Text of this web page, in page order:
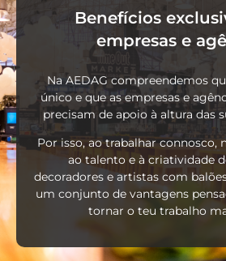
Benefícios
empresas e
Na AEDAG compreendemos
único e que as empresas e
precisam de apoio à altura das
Por isso, ao trabalhar connosco,
ao talento e à criatividade
decoradores e artistas com
um conjunto de vantagens
tornar o teu trabalho